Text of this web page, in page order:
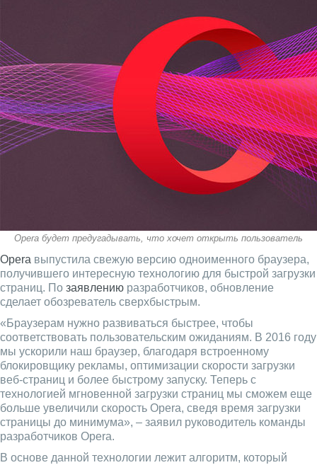
Opera будет предугадывать, что хочет открыть пользователь
Opera выпустила свежую версию одноименного браузера,
получившего интересную технологию для быстрой загрузки
страниц. По заявлению разработчиков, обновление
сделает обозреватель сверхбыстрым.
«Браузерам нужно развиваться быстрее, чтобы
соответствовать пользовательским ожиданиям. В 2016 году
мы ускорили наш браузер, благодаря встроенному
блокировщику рекламы, оптимизации скорости загрузки
веб-страниц и более быстрому запуску. Теперь с
технологией мгновенной загрузки страниц мы сможем еще
больше увеличили скорость Opera, сведя время загрузки
страницы до минимума», – заявил руководитель команды
разработчиков Opera.
В основе данной технологии лежит алгоритм, который